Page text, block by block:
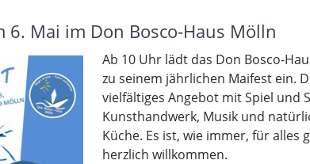
6. Mai im Don Bosco-Haus Mölln
Ab 10 Uhr lädt das Don Bosco-
zu seinem jährlichen Maifest ein.
vielfältiges Angebot mit Spiel und
Kunsthandwerk, Musik und
Küche. Es ist, wie immer, für alles
herzlich willkommen.